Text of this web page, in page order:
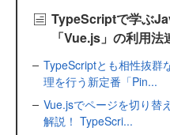
TypeScriptで学ぶ
「Vue.js」の利用
TypeScriptとも相性抜群
理を行う新定番「Pin...
Vue.jsでページを切り替
解説！ TypeScri...